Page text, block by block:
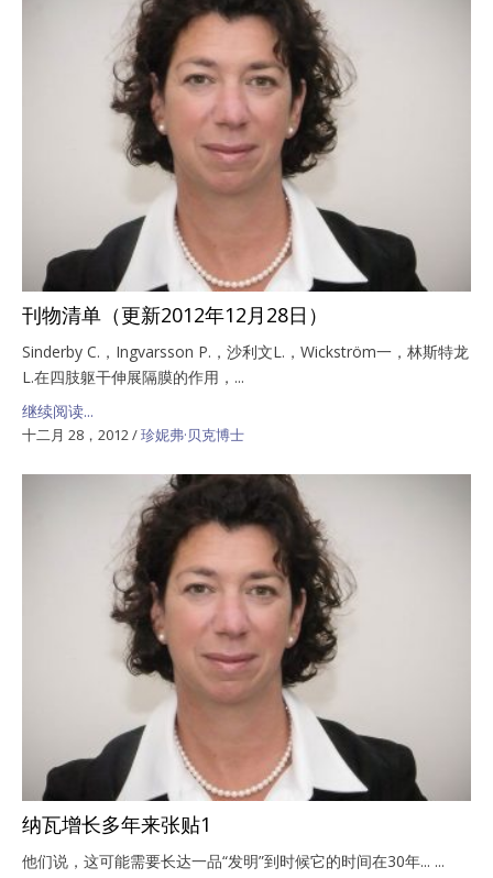
刊物清单（更新2012年12月28日）
Sinderby C.，Ingvarsson P.，沙利文L.，Wickström一，林斯特龙
L.在四肢躯干伸展隔膜的作用，...
继续阅读...
十二月 28，2012/珍妮弗·贝克博士
纳瓦增长多年来张贴1
他们说，这可能需要长达一品“发明”到时候它的时间在30年... ...